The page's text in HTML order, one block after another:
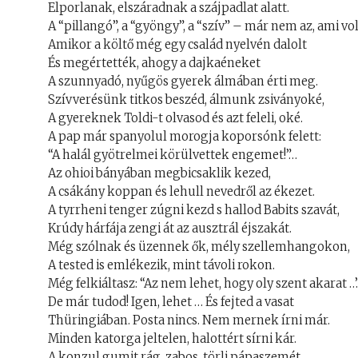
Elporlanak, elszáradnak a szájpadlat alatt.
A “pillangó”, a “gyöngy”, a “szív” – már nem az, ami
Amikor a költő még egy család nyelvén dalolt
És megértették, ahogy a dajkaéneket
A szunnyadó, nyűgös gyerek álmában érti meg.
Szívverésünk titkos beszéd, álmunk zsiványoké,
A gyereknek Toldi-t olvasod és azt feleli, oké.
A pap már spanyolul morogja koporsónk felett:
“A halál gyötrelmei körülvettek engemet!”…
Az ohioi bányában megbicsaklik kezed,
A csákány koppan és lehull nevedről az ékezet.
A tyrrheni tenger zúgni kezd s hallod Babits szavát,
Krúdy hárfája zengi át az ausztrál éjszakát.
Még szólnak és üzennek ők, mély szellemhangokon,
A tested is emlékezik, mint távoli rokon.
Még felkiáltasz: “Az nem lehet, hogy oly szent akarat
De már tudod! Igen, lehet … És fejted a vasat
Thüringiában. Posta nincs. Nem mernek írni már.
Minden katorga jeltelen, halottért sírni kár.